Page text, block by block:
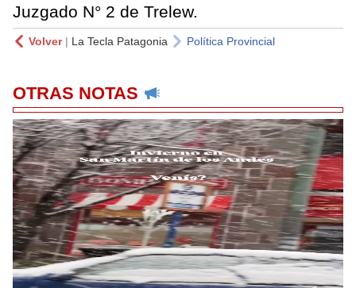
Juzgado N° 2 de Trelew.
Volver| La Tecla Patagonia Política Provincial
OTRAS NOTAS